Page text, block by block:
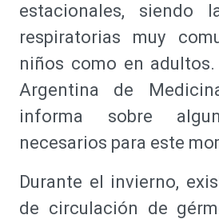
estacionales, siendo
respiratorias muy
niños como en
Argentina de
informa sobre
necesarios para este
Durante el invierno,
de circulación de